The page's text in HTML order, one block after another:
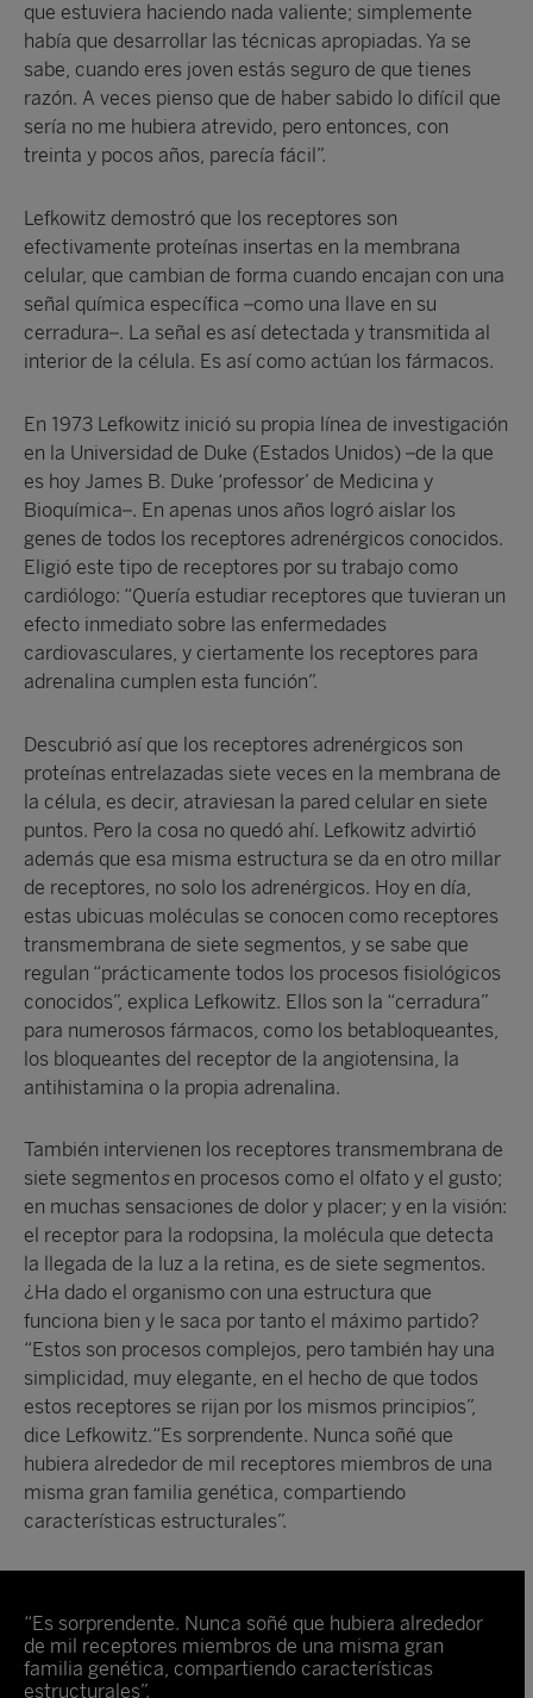
que estuviera haciendo nada valiente; simplemente
había que desarrollar las técnicas apropiadas. Ya se
sabe, cuando eres joven estás seguro de que tienes
razón. A veces pienso que de haber sabido lo difícil que
sería no me hubiera atrevido, pero entonces, con
treinta y pocos años, parecía fácil”.
Lefkowitz demostró que los receptores son
efectivamente proteínas insertas en la membrana
celular, que cambian de forma cuando encajan con una
señal química específica –como una llave en su
cerradura–. La señal es así detectada y transmitida al
interior de la célula. Es así como actúan los fármacos.
En 1973 Lefkowitz inició su propia línea de investigación
en la Universidad de Duke (Estados Unidos) –de la que
es hoy James B. Duke ‘professor’ de Medicina y
Bioquímica–. En apenas unos años logró aislar los
genes de todos los receptores adrenérgicos conocidos.
Eligió este tipo de receptores por su trabajo como
cardiólogo: “Quería estudiar receptores que tuvieran un
efecto inmediato sobre las enfermedades
cardiovasculares, y ciertamente los receptores para
adrenalina cumplen esta función”.
Descubrió así que los receptores adrenérgicos son
proteínas entrelazadas siete veces en la membrana de
la célula, es decir, atraviesan la pared celular en siete
puntos. Pero la cosa no quedó ahí. Lefkowitz advirtió
además que esa misma estructura se da en otro millar
de receptores, no solo los adrenérgicos. Hoy en día,
estas ubicuas moléculas se conocen como receptores
transmembrana de siete segmentos, y se sabe que
regulan “prácticamente todos los procesos fisiológicos
conocidos”, explica Lefkowitz. Ellos son la “cerradura”
para numerosos fármacos, como los betabloqueantes,
los bloqueantes del receptor de la angiotensina, la
antihistamina o la propia adrenalina.
También intervienen los receptores transmembrana de
siete segmentosen procesos como el olfato y el gusto;
en muchas sensaciones de dolor y placer; y en la visión:
el receptor para la rodopsina, la molécula que detecta
la llegada de la luz a la retina, es de siete segmentos.
¿Ha dado el organismo con una estructura que
funciona bien y le saca por tanto el máximo partido?
“Estos son procesos complejos, pero también hay una
simplicidad, muy elegante, en el hecho de que todos
estos receptores se rijan por los mismos principios”,
dice Lefkowitz.“Es sorprendente. Nunca soñé que
hubiera alrededor de mil receptores miembros de una
misma gran familia genética, compartiendo
características estructurales”.
“Es sorprendente. Nunca soñé que hubiera alrededor
de mil receptores miembros de una misma gran
familia genética, compartiendo características
estructurales”.